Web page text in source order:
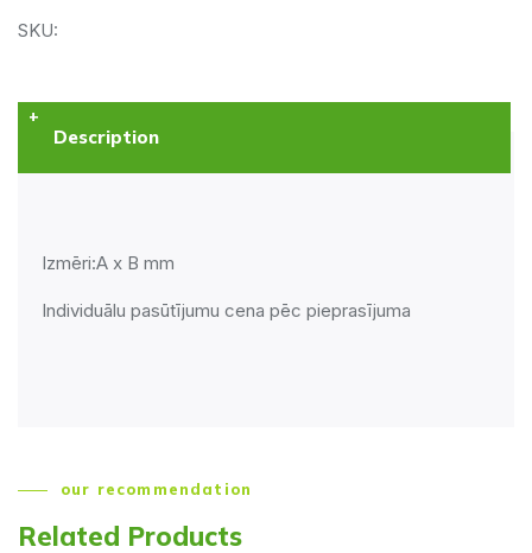
SKU:
Description
Izmēri:A x B mm
Individuālu pasūtījumu cena pēc pieprasījuma
our recommendation
Related Products